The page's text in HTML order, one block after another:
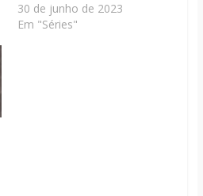
30 de junho de 2023
Em "Séries"